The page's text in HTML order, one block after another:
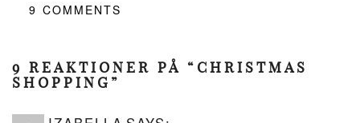
9 COMMENTS
9 REAKTIONER PÅ “CHRISTMAS
SHOPPING”